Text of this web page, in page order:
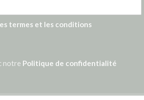
termes et les conditions
notre Politique de confidentialité